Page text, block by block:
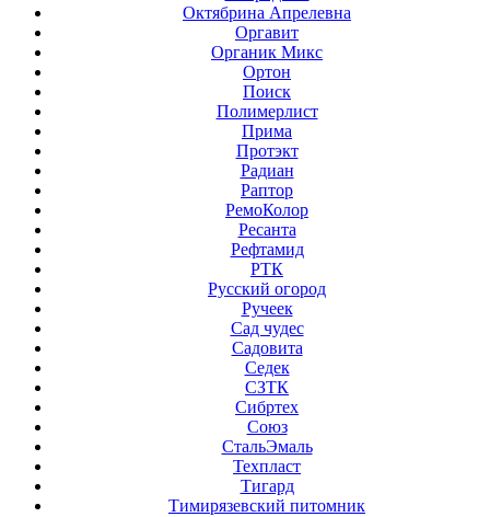
Октябрина Апрелевна
Оргавит
Органик Микс
Ортон
Поиск
Полимерлист
Прима
Протэкт
Радиан
Раптор
РемоКолор
Ресанта
Рефтамид
РТК
Русский огород
Ручеек
Сад чудес
Садовита
Седек
СЗТК
Сибртех
Союз
СтальЭмаль
Техпласт
Тигард
Тимирязевский питомник